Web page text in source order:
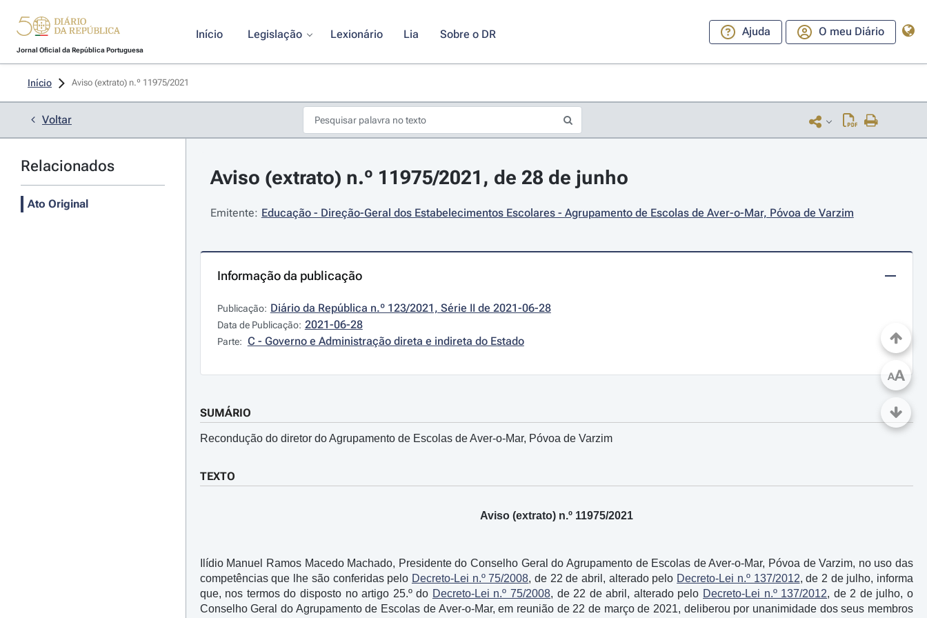
Jornal Oficial da República Portuguesa
Início Legislação Lexionário Lia Sobre o DR Ajuda O meu Diário
Início Aviso (extrato) n.º 11975/2021
Voltar
Relacionados
Ato Original
Aviso (extrato) n.º 11975/2021, de 28 de junho
Emitente: Educação - Direção-Geral dos Estabelecimentos Escolares - Agrupamento de Escolas de Aver-o-Mar, Póvoa de Varzim
Informação da publicação
Publicação: Diário da República n.º 123/2021, Série II de 2021-06-28
Data de Publicação: 2021-06-28
Parte: C - Governo e Administração direta e indireta do Estado
SUMÁRIO
Recondução do diretor do Agrupamento de Escolas de Aver-o-Mar, Póvoa de Varzim
TEXTO
Aviso (extrato) n.º 11975/2021
Ilídio Manuel Ramos Macedo Machado, Presidente do Conselho Geral do Agrupamento de Escolas de Aver-o-Mar, Póvoa de Varzim, no uso das
competências que lhe são conferidas pelo Decreto-Lei n.º 75/2008, de 22 de abril, alterado pelo Decreto-Lei n.º 137/2012, de 2 de julho, informa
que, nos termos do disposto no artigo 25.º do Decreto-Lei n.º 75/2008, de 22 de abril, alterado pelo Decreto-Lei n.º 137/2012, de 2 de julho, o
Conselho Geral do Agrupamento de Escolas de Aver-o-Mar, em reunião de 22 de março de 2021, deliberou por unanimidade dos seus membros
AA